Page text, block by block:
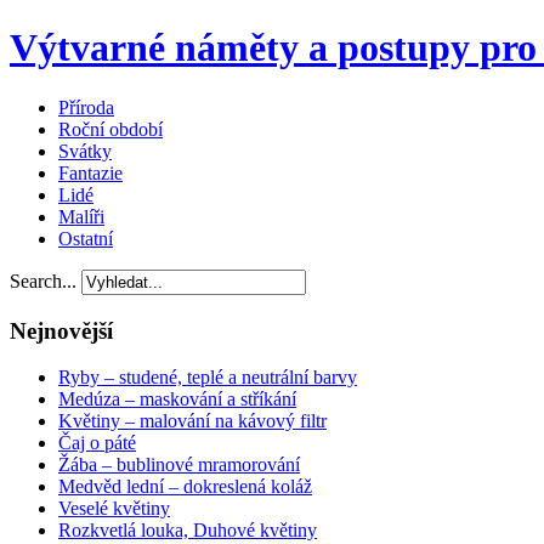
Výtvarné náměty a postupy
Příroda
Roční období
Svátky
Fantazie
Lidé
Malíři
Ostatní
Search...
Nejnovější
Ryby – studené, teplé a neutrální barvy
Medúza – maskování a stříkání
Květiny – malování na kávový filtr
Čaj o páté
Žába – bublinové mramorování
Medvěd lední – dokreslená koláž
Veselé květiny
Rozkvetlá louka, Duhové květiny